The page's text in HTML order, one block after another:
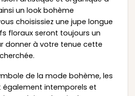
un look bohème
choisissiez une jupe longue
floraux seront toujours un
donner à votre tenue cette
de la mode bohème, les
intemporels et